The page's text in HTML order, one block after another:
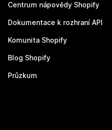
Centrum nápovědy Shopify
Dokumentace k rozhraní API
Komunita Shopify
Blog Shopify
Průzkum